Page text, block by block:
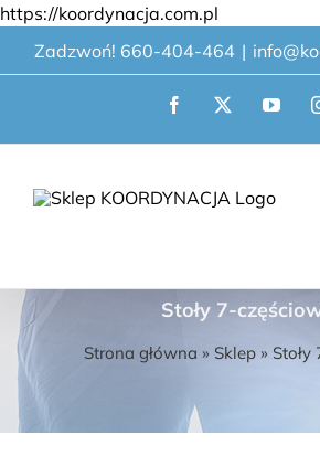
https://koordynacja.com.pl
do
zawartości
Zadzwoń! 660-404-464 |
Facebook
X
Stoły 7-
Strona główna » Sklep » Stoły